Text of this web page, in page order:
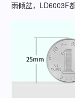
雨倾盆，LD6003F